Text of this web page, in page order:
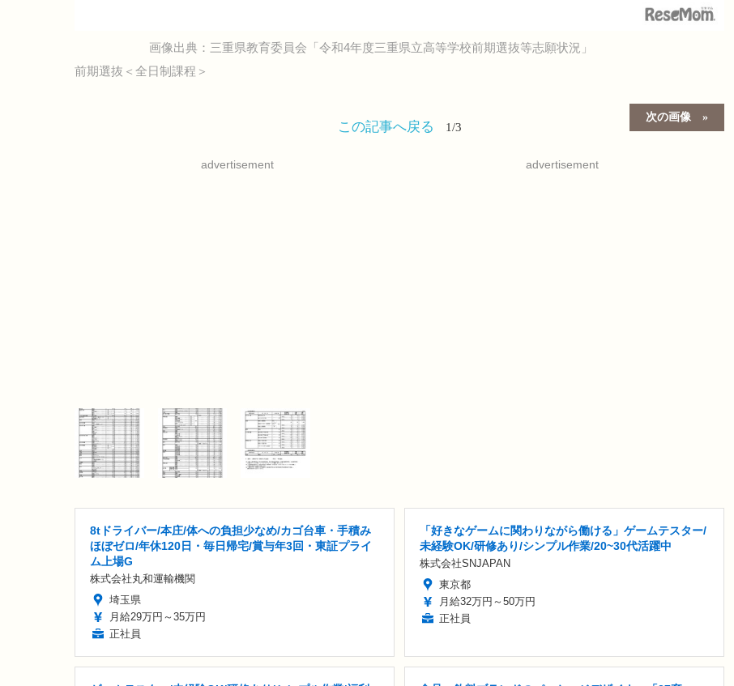
画像出典：三重県教育委員会「令和4年度三重県立高等学校前期選抜等志願状況」
前期選抜＜全日制課程＞
次の画像
この記事へ戻る 1/3
advertisement advertisement
8tドライバー/本庄/体への負担少なめ/カゴ台車・手積み
ほぼゼロ/年休120日・毎日帰宅/賞与年3回・東証プライ
ム上場G
株式会社丸和運輸機関
埼玉県
月給29万円～35万円
正社員
「好きなゲームに関わりながら働ける」ゲームテスター/
未経験OK/研修あり/シンプル作業/20~30代活躍中
株式会社SNJAPAN
東京都
月給32万円～50万円
正社員